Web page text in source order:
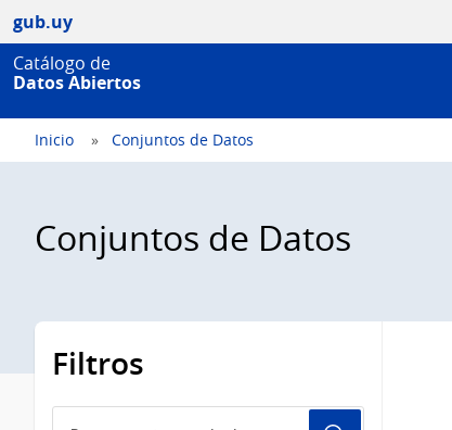
gub.uy
Catálogo de
Datos Abiertos
Inicio Conjuntos de Datos
Conjuntos de Datos
Filtros